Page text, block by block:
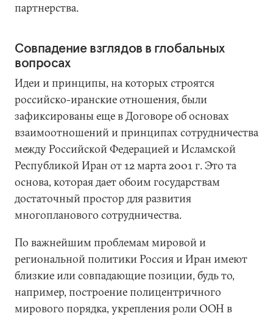
партнерства.
Совпадение взглядов в глобальных
вопросах
Идеи и принципы, на которых строятся
российско-иранские отношения, были
зафиксированы еще в Договоре об основах
взаимоотношений и принципах сотрудничества
между Российской Федерацией и Исламской
Республикой Иран от 12 марта 2001 г. Это та
основа, которая дает обоим государствам
достаточный простор для развития
многопланового сотрудничества.
По важнейшим проблемам мировой и
региональной политики Россия и Иран имеют
близкие или совпадающие позиции, будь то,
например, построение полицентричного
мирового порядка, укрепления роли ООН в